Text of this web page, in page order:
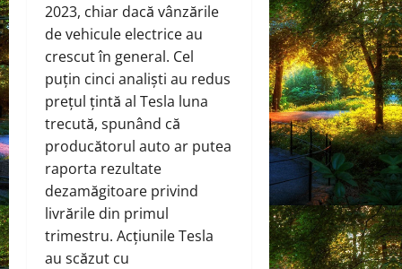
2023, chiar dacă vânzările
de vehicule electrice au
crescut în general. Cel
puțin cinci analiști au redus
prețul țintă al Tesla luna
trecută, spunând că
producătorul auto ar putea
raporta rezultate
dezamăgitoare privind
livrările din primul
trimestru. Acțiunile Tesla
au scăzut cu